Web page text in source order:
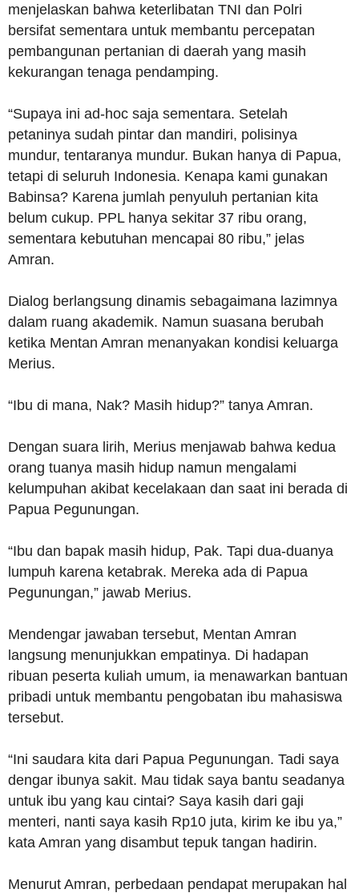
menjelaskan bahwa keterlibatan TNI dan Polri
bersifat sementara untuk membantu percepatan
pembangunan pertanian di daerah yang masih
kekurangan tenaga pendamping.
“Supaya ini ad-hoc saja sementara. Setelah
petaninya sudah pintar dan mandiri, polisinya
mundur, tentaranya mundur. Bukan hanya di Papua,
tetapi di seluruh Indonesia. Kenapa kami gunakan
Babinsa? Karena jumlah penyuluh pertanian kita
belum cukup. PPL hanya sekitar 37 ribu orang,
sementara kebutuhan mencapai 80 ribu,” jelas
Amran.
Dialog berlangsung dinamis sebagaimana lazimnya
dalam ruang akademik. Namun suasana berubah
ketika Mentan Amran menanyakan kondisi keluarga
Merius.
“Ibu di mana, Nak? Masih hidup?” tanya Amran.
Dengan suara lirih, Merius menjawab bahwa kedua
orang tuanya masih hidup namun mengalami
kelumpuhan akibat kecelakaan dan saat ini berada di
Papua Pegunungan.
“Ibu dan bapak masih hidup, Pak. Tapi dua-duanya
lumpuh karena ketabrak. Mereka ada di Papua
Pegunungan,” jawab Merius.
Mendengar jawaban tersebut, Mentan Amran
langsung menunjukkan empatinya. Di hadapan
ribuan peserta kuliah umum, ia menawarkan bantuan
pribadi untuk membantu pengobatan ibu mahasiswa
tersebut.
“Ini saudara kita dari Papua Pegunungan. Tadi saya
dengar ibunya sakit. Mau tidak saya bantu seadanya
untuk ibu yang kau cintai? Saya kasih dari gaji
menteri, nanti saya kasih Rp10 juta, kirim ke ibu ya,”
kata Amran yang disambut tepuk tangan hadirin.
Menurut Amran, perbedaan pendapat merupakan hal